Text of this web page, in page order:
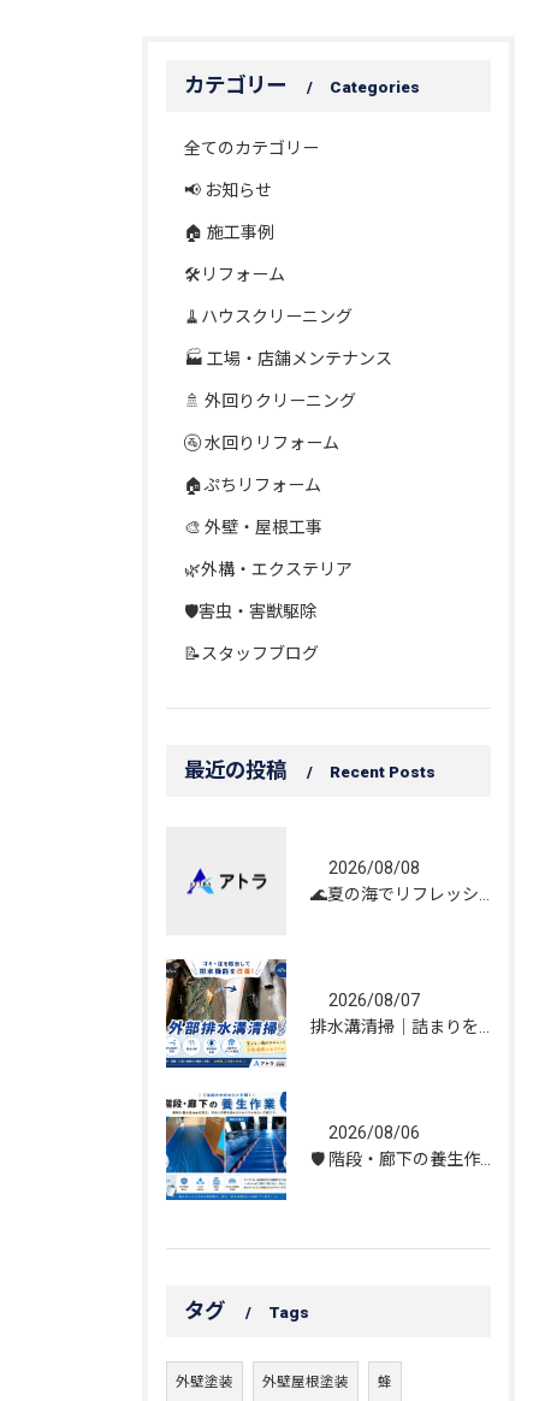
カテゴリー Categories
全てのカテゴリー
📢 お知らせ
🏠 施工事例
🛠️リフォーム
🧹ハウスクリーニング
🏭 工場・店舗メンテナンス
🚿 外回りクリーニング
🚰 水回りリフォーム
🏠ぷちリフォーム
🎨 外壁・屋根工事
🌿外構・エクステリア
🛡️害虫・害獣駆除
📝スタッフブログ
最近の投稿 Recent Posts
2026/08/08
2026/08/07
2026/08/06
タグ Tags
外壁塗装 外壁屋根塗装 蜂